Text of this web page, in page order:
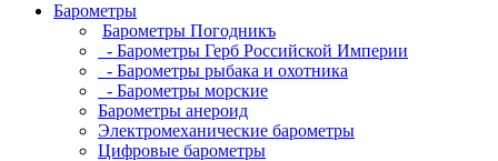
Барометры
Барометры Погодникъ
- Барометры Герб Российской Империи
- Барометры рыбака и охотника
- Барометры морские
Барометры анероид
Электромеханические барометры
Цифровые барометры